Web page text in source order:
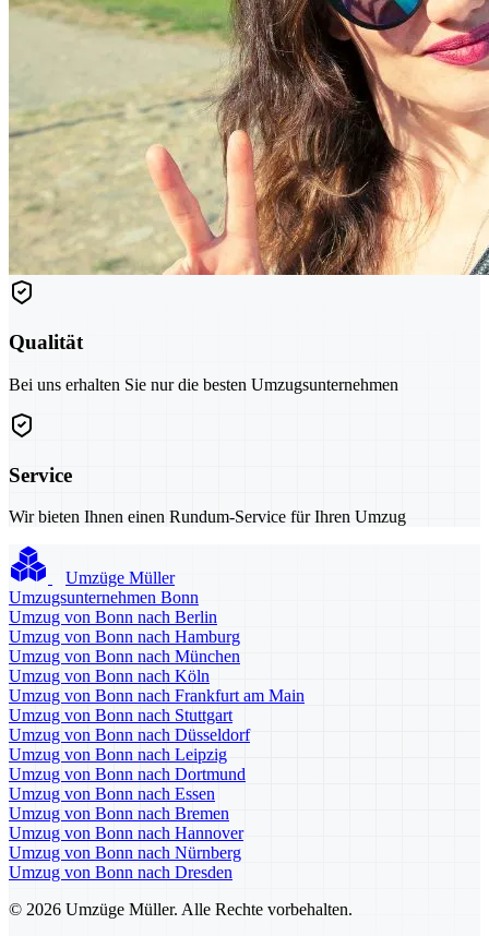
Qualität
Bei uns erhalten Sie nur die besten Umzugsunternehmen
Service
Wir bieten Ihnen einen Rundum-Service für Ihren Umzug
Umzüge Müller
Umzugsunternehmen Bonn
Umzug von Bonn nach Berlin
Umzug von Bonn nach Hamburg
Umzug von Bonn nach München
Umzug von Bonn nach Köln
Umzug von Bonn nach Frankfurt am Main
Umzug von Bonn nach Stuttgart
Umzug von Bonn nach Düsseldorf
Umzug von Bonn nach Leipzig
Umzug von Bonn nach Dortmund
Umzug von Bonn nach Essen
Umzug von Bonn nach Bremen
Umzug von Bonn nach Hannover
Umzug von Bonn nach Nürnberg
Umzug von Bonn nach Dresden
© 2026 Umzüge Müller. Alle Rechte vorbehalten.